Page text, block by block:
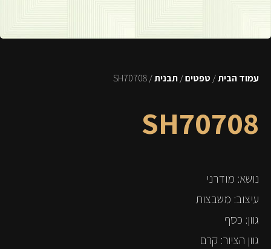
עמוד הבית/טפטים/תבנית/ SH70708
SH70708
נושא: מודרני
עיצוב: משבצות
גוון: כסף
גוון הציור: קרם